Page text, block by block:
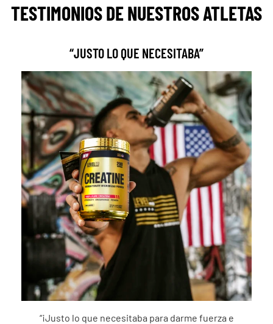
TESTIMONIOS DE NUESTROS ATLETAS
“JUSTO LO QUE NECESITABA”
“¡Justo lo que necesitaba para darme fuerza e